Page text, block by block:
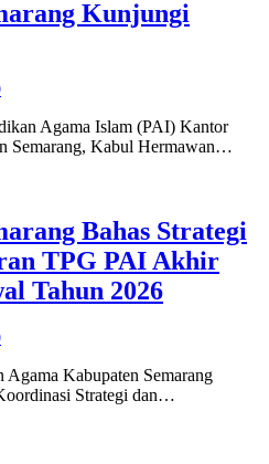
Kunjungi
Agama Islam (PAI) Kantor
Semarang, Kabul Hermawan…
Bahas Strategi
TPG PAI Akhir
Tahun 2026
Kabupaten Semarang
Strategi dan…